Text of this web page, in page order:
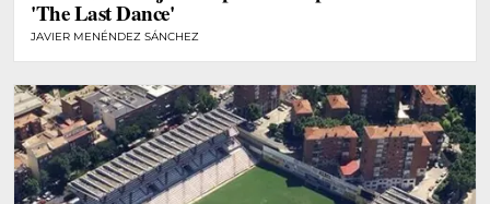
'The Last Dance'
JAVIER MENÉNDEZ SÁNCHEZ